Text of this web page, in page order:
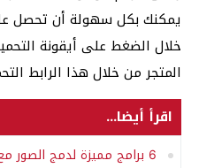
يمكنك بكل سهولة أن تحصل
خلال الضغط على أيقونة
المتجر من خلال هذا الرابط
اقرأ أيضا...
6 برامج مميزة لدمج الصور مع الفيديو للآيفون مجاناً